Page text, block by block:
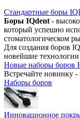
Стандартные боры
Боры IQdent -
который успешно
стоматологическом
Для создания боров
новейшие
Новые наборы боров
Встречайте новинку
Наборы боров
Инновационное